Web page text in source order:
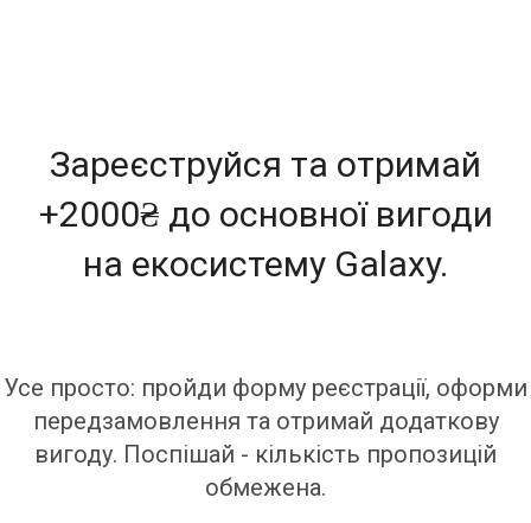
Зареєструйся та отримай
+2000₴ до основної вигоди
на екосистему Galaxy.
Усе просто: пройди форму реєстрації, оформи
передзамовлення та отримай додаткову
вигоду. Поспішай - кількість пропозицій
обмежена.